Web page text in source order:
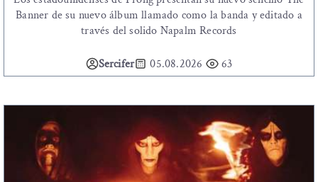
Banner de su nuevo álbum llamado como la banda y editado a
través del solido Napalm Records
Sercifer 05.08.2026 63